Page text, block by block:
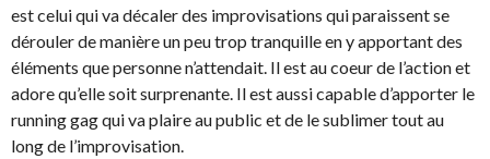
est celui qui va décaler des improvisations qui paraissent se
dérouler de manière un peu trop tranquille en y apportant des
éléments que personne n’attendait. Il est au coeur de l’action et
adore qu’elle soit surprenante. Il est aussi capable d’apporter le
running gag qui va plaire au public et de le sublimer tout au
long de l’improvisation.